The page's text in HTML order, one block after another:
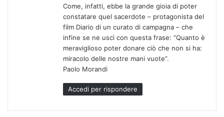
Come, infatti, ebbe la grande gioia di poter
constatare quel sacerdote – protagonista del
film Diario di un curato di campagna – che
infine se ne uscì con questa frase: “Quanto è
meraviglioso poter donare ciò che non si ha:
miracolo delle nostre mani vuote”.
Paolo Morandi
Accedi per rispondere